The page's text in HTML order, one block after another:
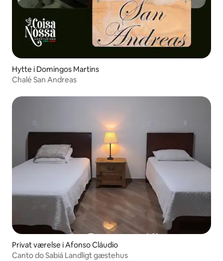
Hytte i Domingos Martins
Chalé San Andreas
Privat værelse i Afonso Cláudio
Canto do Sabiá Landligt gæstehus